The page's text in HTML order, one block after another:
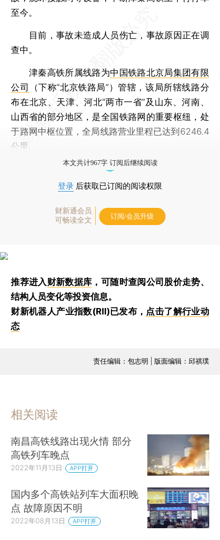
至今。
目前，事故未造成人员伤亡，事故原因正在调
查中。
津秦高铁所属线路为中国铁路北京局集团有限
公司
（下称“北京铁路局”）管辖，该局所辖线路分
布在北京、天津、河北“两市一省”及山东、河南、
山西省的部分地区，是全国铁路网的重要枢纽，处
于路网中枢位置，全局线路营业里程已达到6246.4
公里。
本文共计967字 订阅后继续阅读
登录 后获取已订阅的阅读权限
财新通会员
可畅读全文
订阅/会员升级
推荐进入财新数据库 ，可随时查阅公司股价走势、
结构人员变化等投资信息。
财新机器人产业指数(RII)已发布， 点击了解行业动
态
责任编辑：包志明 | 版面编辑：邱祺璞
相关阅读
南昌高铁线路出现火情 部分
高铁列车晚点
2022年11月13日 APP打开
国内多个高铁站列车大面积晚
点 故障原因不明
2022年08月13日 APP打开